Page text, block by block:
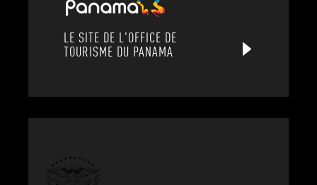
LE SITE DE L'OFFICE DE
TOURISME DU PANAMA